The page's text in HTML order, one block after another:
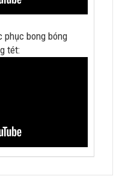
phục bong bóng
tét: